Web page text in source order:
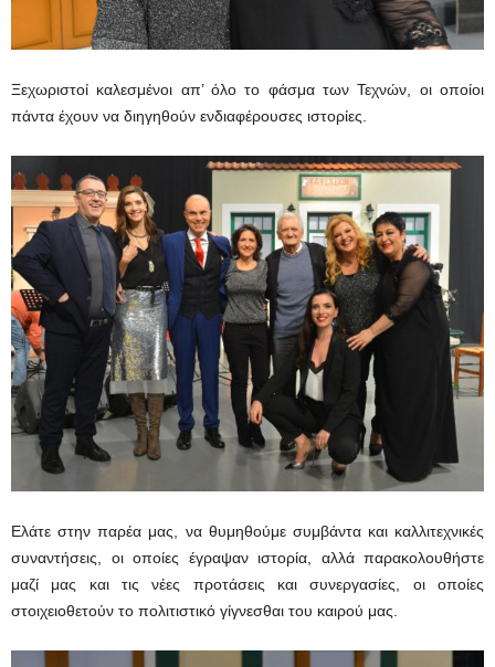
Ξεχωριστοί καλεσμένοι απ’ όλο το φάσμα των Τεχνών, οι οποίοι
πάντα έχουν να διηγηθούν ενδιαφέρουσες ιστορίες.
Ελάτε στην παρέα μας, να θυμηθούμε συμβάντα και καλλιτεχνικές
συναντήσεις, οι οποίες έγραψαν ιστορία, αλλά παρακολουθήστε
μαζί μας και τις νέες προτάσεις και συνεργασίες, οι οποίες
στοιχειοθετούν το πολιτιστικό γίγνεσθαι του καιρού μας.